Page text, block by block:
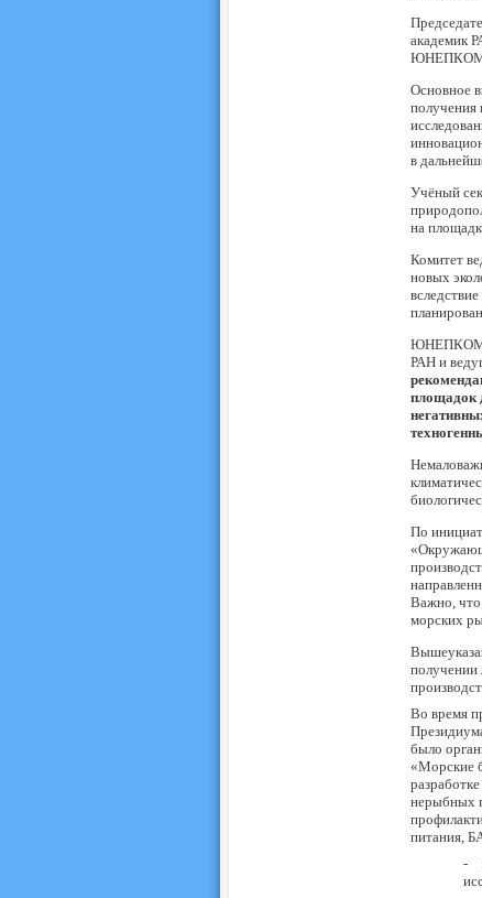
академик
ЮНЕПКОМа
Основное
в
Учёный
на
Комитет
новых
ЮНЕПКОМ
РАН и
площадок
По
Важно, что
морских
получении
Во время
было
«Морские
нерыбных
питания,
-